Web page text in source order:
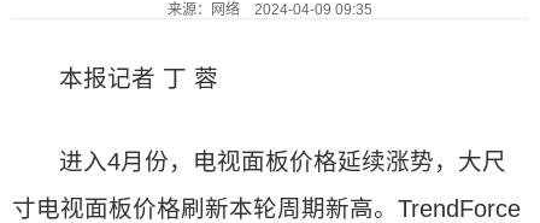
来源：网络 2024-04-09 09:35
本报记者 丁 蓉
进入4月份，电视面板价格延续涨势，大尺
寸电视面板价格刷新本轮周期新高。TrendForce